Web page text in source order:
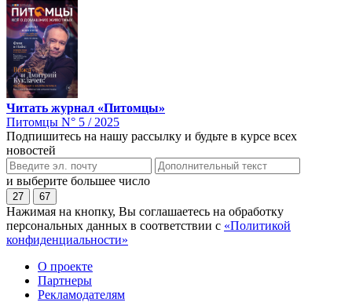
Читать журнал «Питомцы»
Питомцы N° 5 / 2025
Подпишитесь на нашу рассылку и будьте в курсе всех
новостей
и выберите большее число
27 67
Нажимая на кнопку, Вы соглашаетесь на обработку
персональных данных в соответствии с «Политикой
конфиденциальности»
О проекте
Партнеры
Рекламодателям